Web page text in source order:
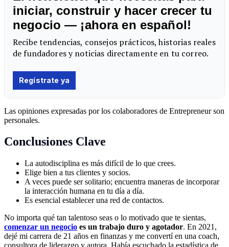
Las opiniones expresadas por los colaboradores de Entrepreneur son
personales.
Conclusiones Clave
La autodisciplina es más difícil de lo que crees.
Elige bien a tus clientes y socios.
A veces puede ser solitario; encuentra maneras de incorporar
la interacción humana en tu día a día.
Es esencial establecer una red de contactos.
No importa qué tan talentoso seas o lo motivado que te sientas,
comenzar un negocio es un trabajo duro y agotador. En 2021,
dejé mi carrera de 21 años en finanzas y me convertí en una coach,